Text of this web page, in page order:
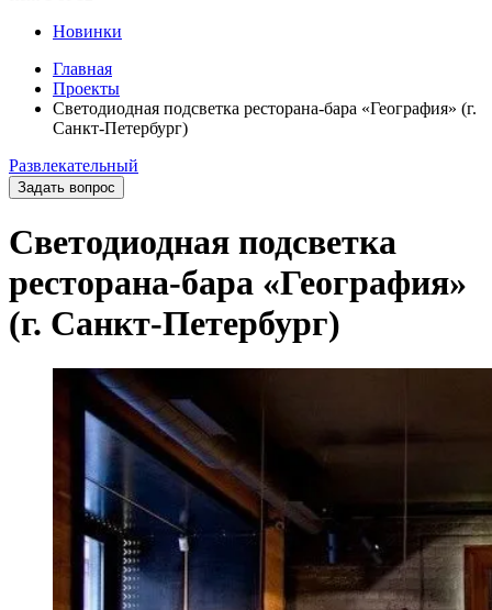
Новинки
Главная
Проекты
Светодиодная подсветка ресторана-бара «География» (г.
Санкт-Петербург)
Развлекательный
Задать вопрос
Светодиодная подсветка
ресторана-бара «География»
(г. Санкт-Петербург)